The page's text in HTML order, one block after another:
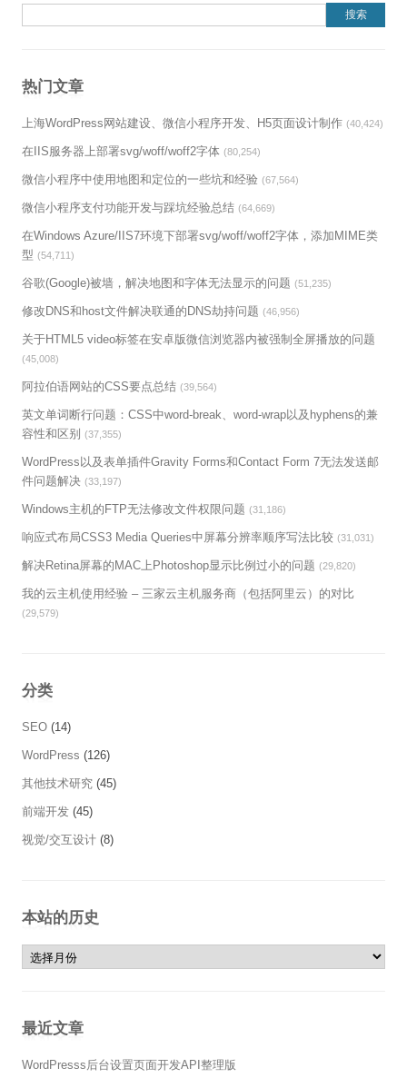
热门文章
上海WordPress网站建设、微信小程序开发、H5页面设计制作 (40,424)
在IIS服务器上部署svg/woff/woff2字体 (80,254)
微信小程序中使用地图和定位的一些坑和经验 (67,564)
微信小程序支付功能开发与踩坑经验总结 (64,669)
在Windows Azure/IIS7环境下部署svg/woff/woff2字体，添加MIME类
型 (54,711)
谷歌(Google)被墙，解决地图和字体无法显示的问题 (51,235)
修改DNS和host文件解决联通的DNS劫持问题 (46,956)
关于HTML5 video标签在安卓版微信浏览器内被强制全屏播放的问题
(45,008)
阿拉伯语网站的CSS要点总结 (39,564)
英文单词断行问题：CSS中word-break、word-wrap以及hyphens的兼
容性和区别
(37,355)
WordPress以及表单插件Gravity Forms和Contact Form 7无法发送邮
件问题解决 (33,197)
Windows主机的FTP无法修改文件权限问题 (31,186)
响应式布局CSS3 Media Queries中屏幕分辨率顺序写法比较 (31,031)
解决Retina屏幕的MAC上Photoshop显示比例过小的问题 (29,820)
我的云主机使用经验 – 三家云主机服务商（包括阿里云）的对比
(29,579)
分类
SEO (14)
WordPress (126)
其他技术研究 (45)
前端开发 (45)
视觉/交互设计 (8)
本站的历史
本站的历史
最近文章
WordPresss后台设置页面开发API整理版